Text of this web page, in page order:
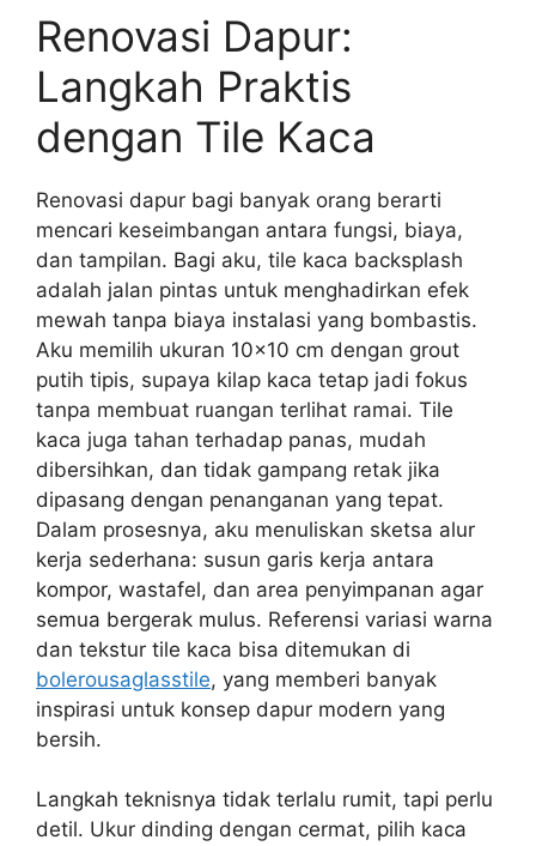
Renovasi Dapur:
Langkah Praktis
dengan Tile Kaca
Renovasi dapur bagi banyak orang berarti
mencari keseimbangan antara fungsi, biaya,
dan tampilan. Bagi aku, tile kaca backsplash
adalah jalan pintas untuk menghadirkan efek
mewah tanpa biaya instalasi yang bombastis.
Aku memilih ukuran 10×10 cm dengan grout
putih tipis, supaya kilap kaca tetap jadi fokus
tanpa membuat ruangan terlihat ramai. Tile
kaca juga tahan terhadap panas, mudah
dibersihkan, dan tidak gampang retak jika
dipasang dengan penanganan yang tepat.
Dalam prosesnya, aku menuliskan sketsa alur
kerja sederhana: susun garis kerja antara
kompor, wastafel, dan area penyimpanan agar
semua bergerak mulus. Referensi variasi warna
dan tekstur tile kaca bisa ditemukan di
bolerousaglasstile, yang memberi banyak
inspirasi untuk konsep dapur modern yang
bersih.
Langkah teknisnya tidak terlalu rumit, tapi perlu
detil. Ukur dinding dengan cermat, pilih kaca